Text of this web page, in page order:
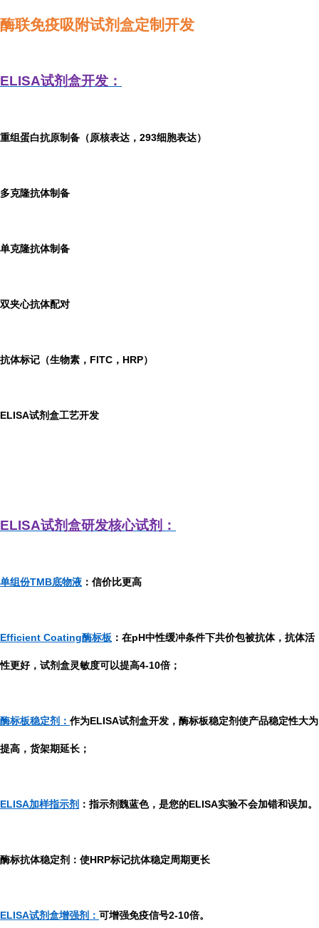
酶联免疫吸附试剂盒定制开发
ELISA试剂盒开发：
重组蛋白抗原制备（原核表达，293细胞表达）
多克隆抗体制备
单克隆抗体制备
双夹心抗体配对
抗体标记（生物素，FITC，HRP）
ELISA试剂盒工艺开发
ELISA试剂盒研发核心试剂：
单组份TMB底物液 ：信价比更高
Efficient Coating酶标板 ：在pH中性缓冲条件下共价包被抗体，抗体活
性更好，试剂盒灵敏度可以提高4-10倍；
酶标板稳定剂： 作为ELISA试剂盒开发，酶标板稳定剂使产品稳定性大为
提高，货架期延长；
ELISA加样指示剂 ：指示剂魏蓝色，是您的ELISA实验不会加错和误加。
酶标抗体稳定剂：使HRP标记抗体稳定周期更长
ELISA试剂盒增强剂： 可增强免疫信号2-10倍。